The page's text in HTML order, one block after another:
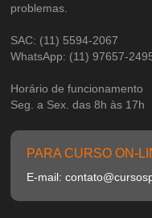
problemas.
SAC: (11) 5594-2067
WhatsApp: (11) 97657-
Horário de funcionamento
Seg. a Sex. das 8h às 17h
PARA CURSO ON-
E-mail: